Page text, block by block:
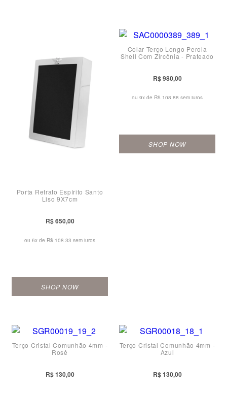
Porta Retrato Espírito Santo
Liso 9X7cm
R$ 650,00
ou 6x de R$ 108,33 sem juros
SHOP NOW
Colar Terço Longo Perola
Shell Com Zircônia - Prateado
R$ 980,00
ou 9x de R$ 108,88 sem juros
SHOP NOW
Terço Cristal Comunhão 4mm -
Rosê
R$ 130,00
Terço Cristal Comunhão 4mm -
Azul
R$ 130,00